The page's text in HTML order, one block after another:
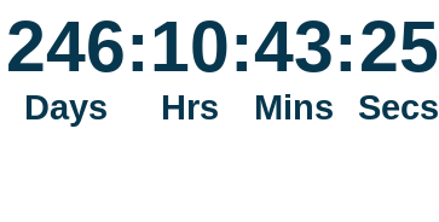
246:10:43:25
Days Hrs Mins Secs